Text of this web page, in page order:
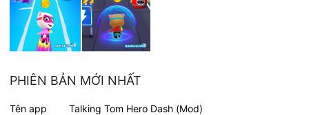
PHIÊN BẢN MỚI NHẤT
Tên app Talking Tom Hero Dash (Mod)